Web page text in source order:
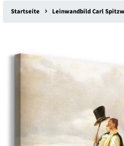
Startseite › Leinwandbild Carl